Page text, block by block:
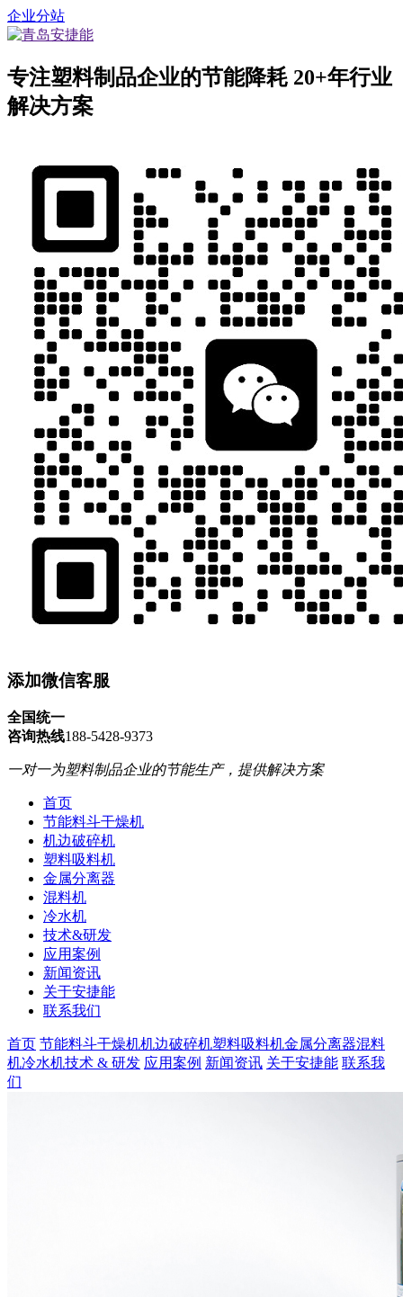
企业分站
专注塑料制品企业的节能降耗 20+年行业
解决方案
添加微信客服
全国统一
咨询热线188-5428-9373
一对一为塑料制品企业的节能生产，提供解决方案
首页
节能料斗干燥机
机边破碎机
塑料吸料机
金属分离器
混料机
冷水机
技术&研发
应用案例
新闻资讯
关于安捷能
联系我们
首页 节能料斗干燥机机边破碎机塑料吸料机金属分离器混料
机冷水机技术 & 研发 应用案例 新闻资讯 关于安捷能 联系我
们